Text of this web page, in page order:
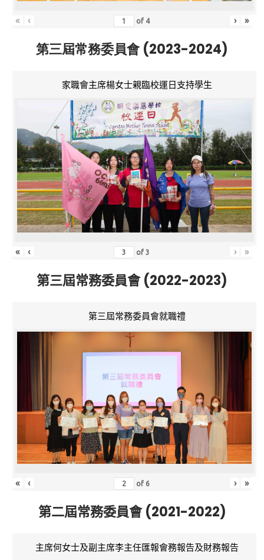
« ‹ of 4 › »
第三屆常務委員會 (2023-2024)
家職會主席楊女士親臨校運日支持學生
« ‹ of3 › »
第三屆常務委員會 (2022-2023)
第三屆常務委員會就職禮
« ‹ of 6 › »
第二屆常務委員會 (2021-2022)
主席何女士及副主席李主任匯報會務報告及財務報告